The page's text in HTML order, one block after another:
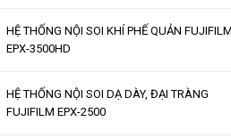
HỆ THỐNG NỘI SOI KHÍ PHẾ QUẢN FUJIFILM
EPX-3500HD
HỆ THỐNG NỘI SOI DẠ DÀY, ĐẠI TRÀNG
FUJIFILM EPX-2500